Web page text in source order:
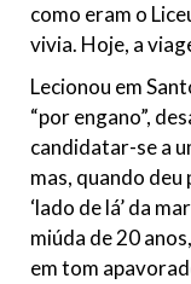
como eram o
vivia. Hoje, a
Lecionou em
“por engano”,
candidatar-se a
mas, quando
‘lado de lá’ da
miúda de 20
em tom